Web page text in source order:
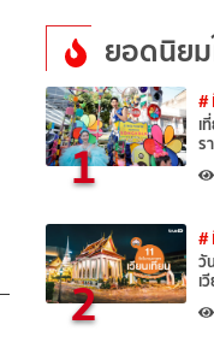
ยอดนิย
1
#
เ
ร
2
#
วั
เ